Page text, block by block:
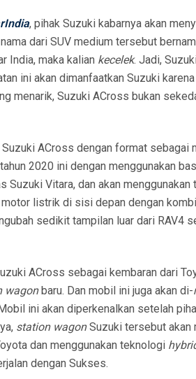
, pihak Suzuki kabarnya akan
dari SUV medium tersebut
India, maka kalian kecelek. Jadi,
ini akan dimanfaatkan Suzuki
menarik, Suzuki ACross bukan
Suzuki ACross dengan format
2020 ini dengan menggunakan
Suzuki Vitara, dan akan
listrik di sisi depan dengan
sedikit tampilan luar dari RAV4
ACross sebagai kembaran dari
wagonbaru. Dan mobil ini juga akan di-
ini akan diperkenalkan setelah
station wagonSuzuki tersebut akan
dan menggunakan teknologi
dengan Sukses.